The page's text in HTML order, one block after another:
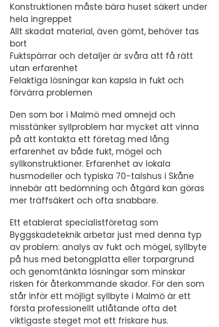
Konstruktionen måste bära huset säkert under
hela ingreppet
Allt skadat material, även gömt, behöver tas
bort
Fuktspärrar och detaljer är svåra att få rätt
utan erfarenhet
Felaktiga lösningar kan kapsla in fukt och
förvärra problemen
Den som bor i Malmö med omnejd och
misstänker syllproblem har mycket att vinna
på att kontakta ett företag med lång
erfarenhet av både fukt, mögel och
syllkonstruktioner. Erfarenhet av lokala
husmodeller och typiska 70-talshus i Skåne
innebär att bedömning och åtgärd kan göras
mer träffsäkert och ofta snabbare.
Ett etablerat specialistföretag som
Byggskadeteknik arbetar just med denna typ
av problem: analys av fukt och mögel, syllbyte
på hus med betongplatta eller torpargrund
och genomtänkta lösningar som minskar
risken för återkommande skador. För den som
står inför ett möjligt syllbyte i Malmö är ett
första professionellt utlåtande ofta det
viktigaste steget mot ett friskare hus.